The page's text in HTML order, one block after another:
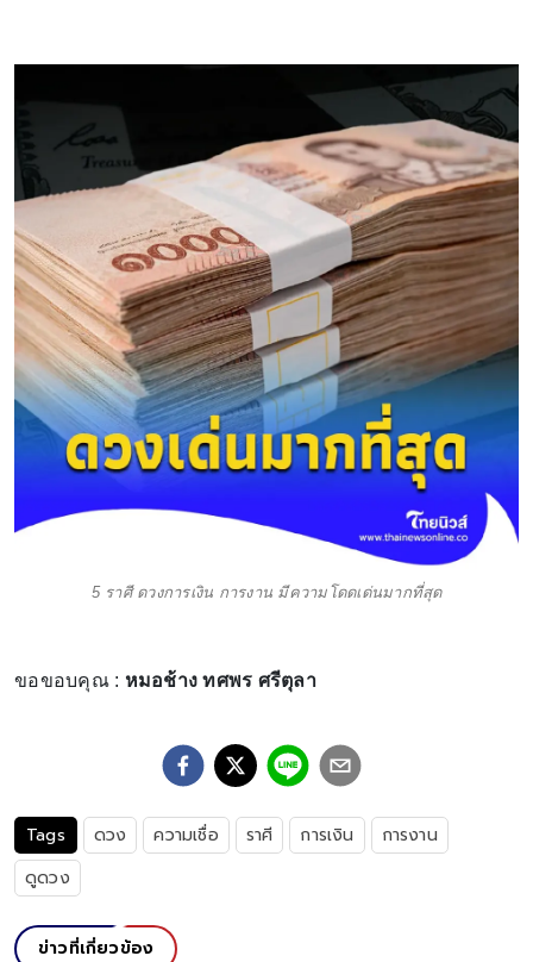
5 ราศี ดวงการเงิน การงาน มีความโดดเด่นมากที่สุด
ขอขอบคุณ : หมอช้าง ทศพร ศรีตุลา
Tags ดวง ความเชื่อ ราศี การเงิน
การงาน
ดูดวง
ข่าวที่เกี่ยวข้อง